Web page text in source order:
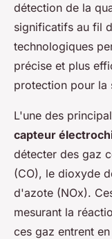
détection de la
significatifs au fil
technologiques
précise et plus
protection pour la
L'une des
capteur
détecter des gaz
(CO), le dioxyde
d'azote (NOx).
mesurant la
ces gaz entrent